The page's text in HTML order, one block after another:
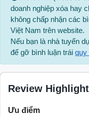
doanh nghiệp xóa hay
không chấp nhận các
Việt Nam trên website.
Nếu bạn là nhà tuyển
để gỡ bình luận trái quy
Review
Ưu điểm